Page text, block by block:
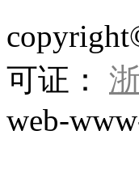
可证：
web-